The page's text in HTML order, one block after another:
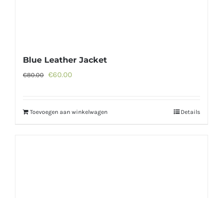
Blue Leather Jacket
€80.00 Oorspronkelijke
€80.00.
€60.00
€60.00.
Toevoegen aan winkelwagen Details